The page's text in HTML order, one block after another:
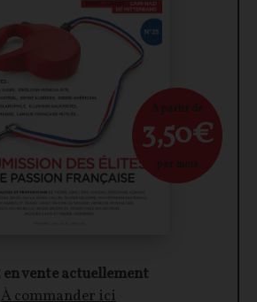
en vente actuellement
À commander ici
À partir de
3,50€
par mois